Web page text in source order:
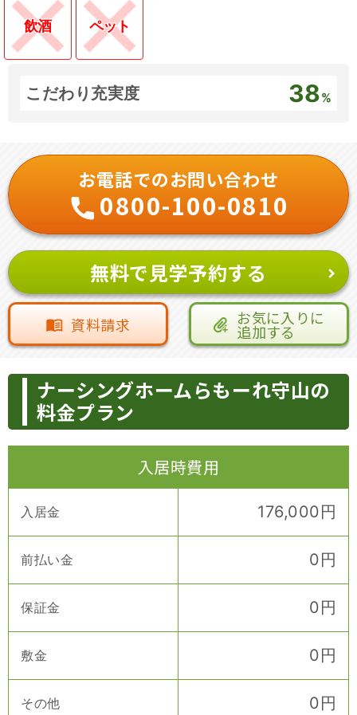
飲酒 ペット
こだわり充実度 38%
お電話でのお問い合わせ
0800-100-0810
無料で見学予約する
資料請求 お気に入りに
追加する
ナーシングホームらもーれ守山の
料金プラン
入居時費用
入居金 176,000円
前払い金 0円
保証金 0円
敷金 0円
その他 0円